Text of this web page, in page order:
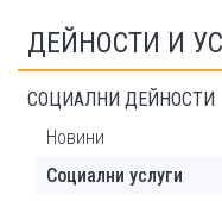
ДЕЙНОСТИ И
СОЦИАЛНИ ДЕЙНОСТИ
Новини
Социални услуги